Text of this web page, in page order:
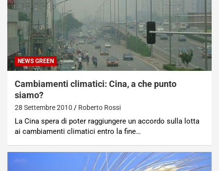
NEWS GREEN
Cambiamenti climatici: Cina, a che punto
siamo?
28 Settembre 2010 Roberto Rossi
La Cina spera di poter raggiungere un accordo sulla lotta
ai cambiamenti climatici entro la fine…